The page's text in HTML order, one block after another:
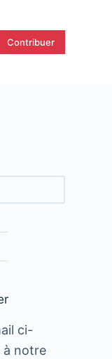
Contribuer
ci-
à notre